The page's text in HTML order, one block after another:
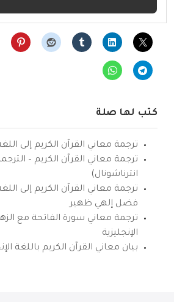
كتب لها صلة
ترجمة معاني القرآن الكريم إلى
ترجمة معاني القرآن الكريم –
انترناشونال)
ترجمة معاني القرآن الكريم إلى
فضل إلهي ظهير
ترجمة معاني سورة الفاتحة مع
الإنجليزية
بيان معاني القرآن الكريم باللغة